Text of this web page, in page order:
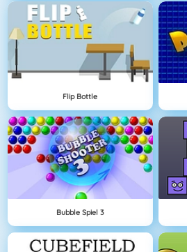
Flip Bottle
Bubble Spiel 3